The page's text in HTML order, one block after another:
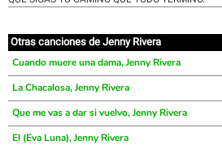
Otras canciones de Jenny Rivera
Cuando muere una dama, Jenny Rivera
La Chacalosa, Jenny Rivera
Que me vas a dar si vuelvo, Jenny Rivera
El (Eva Luna), Jenny Rivera